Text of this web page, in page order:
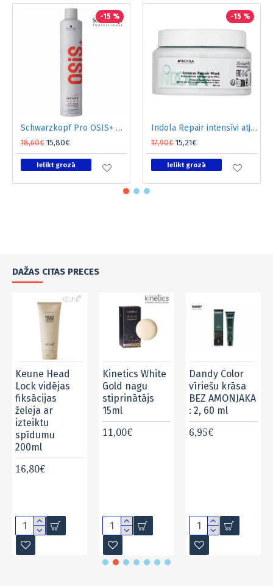
-15 %
Schwarzkopf Pro OSIS+ SESSION Ļoti stipras fiksācijas matu laka, 500 ml
18,60€ 15,80€
Ielikt grozā
-15 %
Indola Repair intensīvi atjaunojoša maska 250ml
17,90€ 15,21€
Ielikt grozā
DAŽAS CITAS PRECES
Keune Head
Lock vidējas
fiksācijas
želeja ar
izteiktu
spīdumu
200ml
16,80€
Kinetics White
Gold nagu
stiprinātājs
15ml
11,00€
Dandy Color
vīriešu krāsa
BEZ AMONJAKA
: 2, 60 ml
6,95€